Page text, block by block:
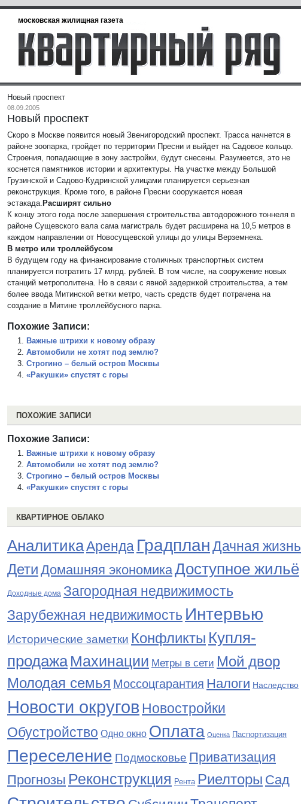
московская жилищная газета
Новый проспект
08.09.2005
Новый проспект
Скоро в Москве появится новый Звенигородский проспект. Трасса начнется в
районе зоопарка, пройдет по территории Пресни и выйдет на Садовое кольцо.
Строения, попадающие в зону застройки, будут снесены. Разумеется, это не
коснется памятников истории и архитектуры. На участке между Большой
Грузинской и Садово-Кудринской улицами планируется серьезная
реконструкция. Кроме того, в районе Пресни сооружается новая
эстакада. Расширят сильно
К концу этого года после завершения строительства автодорожного тоннеля в
районе Сущевского вала сама магистраль будет расширена на 10,5 метров в
каждом направлении от Новосущевской улицы до улицы Верземнека.
В метро или троллейбусом
В будущем году на финансирование столичных транспортных систем
планируется потратить 17 млрд. рублей. В том числе, на сооружение новых
станций метрополитена. Но в связи с явной задержкой строительства, а тем
более ввода Митинской ветки метро, часть средств будет потрачена на
создание в Митине троллейбусного парка.
Похожие Записи:
Важные штрихи к новому образу
Автомобили не хотят под землю?
Строгино – белый остров Москвы
«Ракушки» спустят с горы
ПОХОЖИЕ ЗАПИСИ
Похожие Записи:
Важные штрихи к новому образу
Автомобили не хотят под землю?
Строгино – белый остров Москвы
«Ракушки» спустят с горы
КВАРТИРНОЕ ОБЛАКО
АналитикаАренда ГрадпланДачная жизнь
Дети Домашняя экономикаДоступное жильё
Доходные дома Загородная недвижимость
Зарубежная недвижимость Интервью
Исторические заметки Конфликты Купля-
продажа Махинации Метры в сети Мой двор
Молодая семья Моссоцгарантия Налоги Наследство
Новости округов Новостройки
Обустройство Одно окно Оплата Оценка Паспортизация
Переселение Подмосковье Приватизация
Прогнозы Реконструкция Рента Риелторы Сад